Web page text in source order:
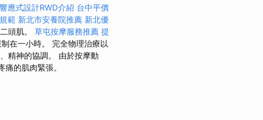
響應式設計RWD介紹 台中平價
範 新北市安養院推薦 新北優
頭肌。 草屯按摩服務推薦 提
在一小時。 完全物理治療以
精神的協調。 由於按摩動
的肌肉緊張。